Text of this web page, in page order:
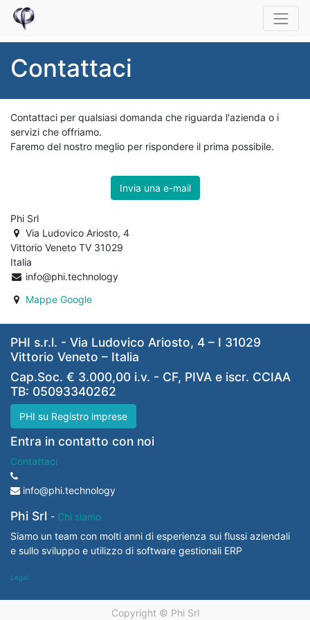
Contattaci
Contattaci per qualsiasi domanda che riguarda l'azienda o i
servizi che offriamo.
Faremo del nostro meglio per rispondere il prima possibile.
Invia una e-mail
Phi Srl
Via Ludovico Ariosto, 4
Vittorio Veneto TV 31029
Italia
info@phi.technology
Mappe Google
PHI s.r.l. - Via Ludovico Ariosto, 4 – I 31029
Vittorio Veneto – Italia
Cap.Soc. € 3.000,00 i.v. - CF, PIVA e iscr. CCIAA
TB: 05093340262
PHI su Registro imprese
Entra in contatto con noi
Contattaci
info@phi.technology
Phi Srl - Chi siamo
Siamo un team con molti anni di esperienza sui flussi aziendali
e sullo sviluppo e utilizzo di software gestionali ERP
Legal
Copyright © Phi Srl